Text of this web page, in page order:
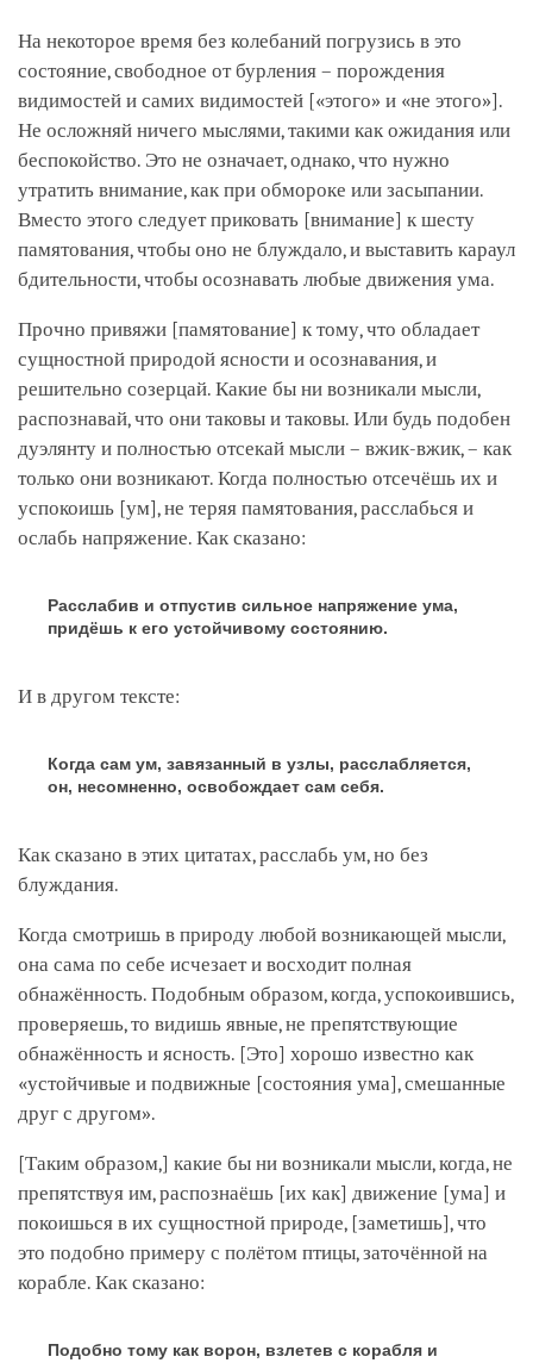
На некоторое время без колебаний погрузись в это
состояние, свободное от бурления – порождения
видимостей и самих видимостей [«этого» и «не этого»].
Не осложняй ничего мыслями, такими как ожидания или
беспокойство. Это не означает, однако, что нужно
утратить внимание, как при обмороке или засыпании.
Вместо этого следует приковать [внимание] к шесту
памятования, чтобы оно не блуждало, и выставить караул
бдительности, чтобы осознавать любые движения ума.
Прочно привяжи [памятование] к тому, что обладает
сущностной природой ясности и осознавания, и
решительно созерцай. Какие бы ни возникали мысли,
распознавай, что они таковы и таковы. Или будь подобен
дуэлянту и полностью отсекай мысли – вжик-вжик, – как
только они возникают. Когда полностью отсечёшь их и
успокоишь [ум], не теряя памятования, расслабься и
ослабь напряжение. Как сказано:
Расслабив и отпустив сильное напряжение ума,
придёшь к его устойчивому состоянию.
И в другом тексте:
Когда сам ум, завязанный в узлы, расслабляется,
он, несомненно, освобождает сам себя.
Как сказано в этих цитатах, расслабь ум, но без
блуждания.
Когда смотришь в природу любой возникающей мысли,
она сама по себе исчезает и восходит полная
обнажённость. Подобным образом, когда, успокоившись,
проверяешь, то видишь явные, не препятствующие
обнажённость и ясность. [Это] хорошо известно как
«устойчивые и подвижные [состояния ума], смешанные
друг с другом».
[Таким образом,] какие бы ни возникали мысли, когда, не
препятствуя им, распознаёшь [их как] движение [ума] и
покоишься в их сущностной природе, [заметишь], что
это подобно примеру с полётом птицы, заточённой на
корабле. Как сказано:
Подобно тому как ворон, взлетев с корабля и